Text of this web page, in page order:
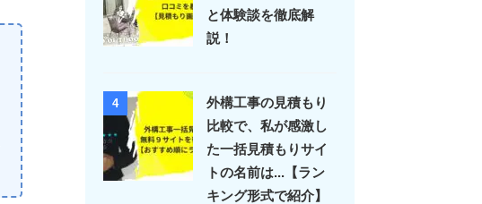
と体験談を徹底解
説！
4
外構工事の見積もり
比較で、私が感激し
た一括見積もりサイ
トの名前は...【ラン
キング形式で紹介】